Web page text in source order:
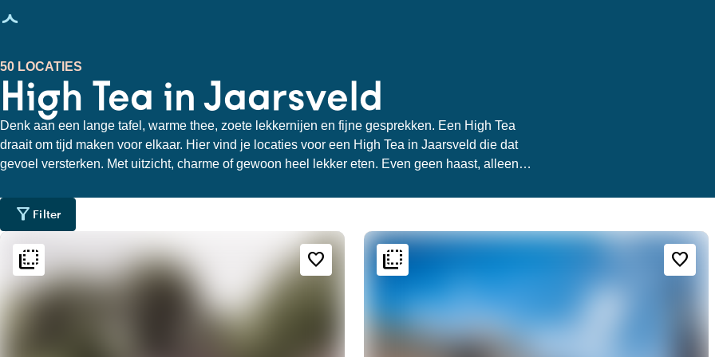
geladen
High Tea in Jaarsveld
50 LOCATIES
Denk aan een lange tafel, warme thee, zoete lekkernijen en fijne gesprekken. Een High Tea
draait om tijd maken voor elkaar. Hier vind je locaties voor een High Tea in Jaarsveld die dat
gevoel versterken. Met uitzicht, charme of gewoon heel lekker eten. Even geen haast, alleen
filter_alt Filter
flip_to_back favorite_border
flip_to_back Sfeer en esthetiek
weekend
flip_to_back favorite_border
flip_to_back Sfeer en esthetiek
weekend
Bereikbaarheid en ligging
water
Bereikbaarheid en ligging
location_city